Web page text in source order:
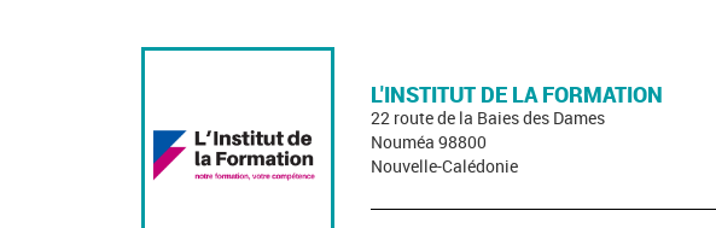
L'INSTITUT DE LA FORMATION
22 route de la Baies des Dames
Nouméa 98800
Nouvelle-Calédonie